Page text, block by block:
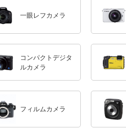
一眼レフカメラ
コンパクトデジタ
ルカメラ
フィルムカメラ